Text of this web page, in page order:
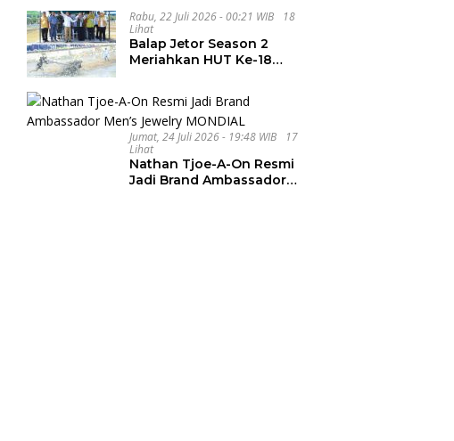
Meningkat
Rabu, 22 Juli 2026 - 00:21 WIB
18
Lihat
Balap Jetor Season 2
Meriahkan HUT Ke-18
Pertanian
Jumat, 24 Juli 2026 - 19:48 WIB
17
Lihat
Nathan Tjoe-A-On Resmi
Jadi Brand Ambassador